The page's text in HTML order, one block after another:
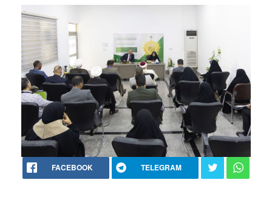
FACEBOOK TELEGRAM